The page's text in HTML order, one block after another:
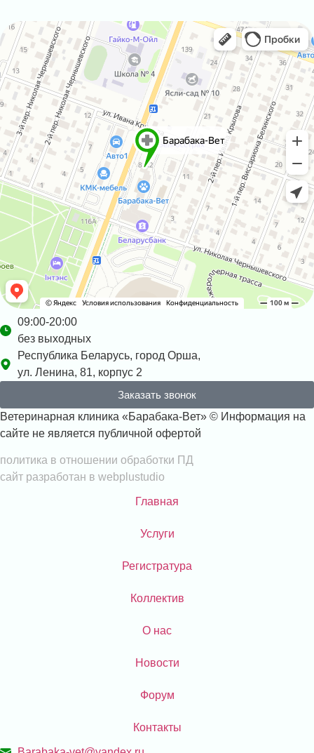
09:00-20:00
без выходных
Республика Беларусь, город Орша,
ул. Ленина, 81, корпус 2
Заказать звонок
Ветеринарная клиника «Барабака-Вет» © Информация на
сайте не является публичной офертой
политика в отношении обработки ПД
сайт разработан в webplustudio
Главная
Услуги
Регистратура
Коллектив
О нас
Новости
Форум
Контакты